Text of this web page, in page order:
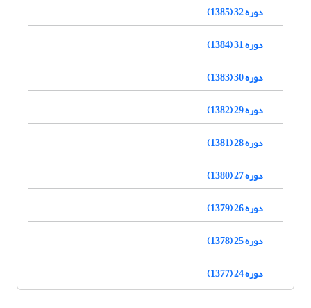
دوره 32 (1385)
دوره 31 (1384)
دوره 30 (1383)
دوره 29 (1382)
دوره 28 (1381)
دوره 27 (1380)
دوره 26 (1379)
دوره 25 (1378)
دوره 24 (1377)